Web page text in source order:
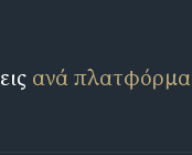
ανά πλατφόρμα